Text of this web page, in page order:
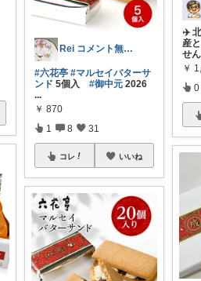
Rei コメント無く経由購入します♪
#六花亭 #マルセイバターサ
ンド 5個入#御中元 2026
...
￥ 870
1 8 31
コレ いいね
✈️
産
せ
￥
0